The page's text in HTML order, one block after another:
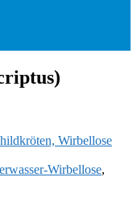
Wirbellose
Wirbellose,